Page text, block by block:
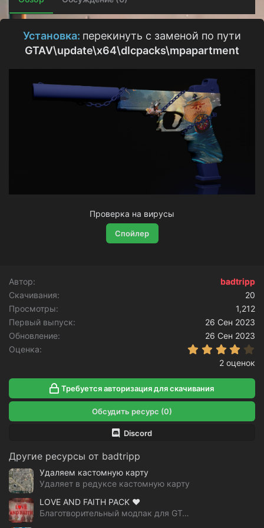
о
з
а
н
Установка: перекинуть с заменой по пути
GTAV\update\x64\dlcpacks\mpapartment
Проверка на вирусы
Спойлер
Автор
badtripp
Скачивания
20
Просмотры
1,212
Первый выпуск
26 Сен 2023
Обновление
26 Сен 2023
Оценка
2 оценок
Требуется авторизация для скачивания
Обсудить ресурс (0)
Discord
Другие ресурсы от badtripp
Удаляем кастомную карту
Удаляет в редуксе кастомную карту
LOVE AND FAITH PACK ❤️
Благотворительный модпак для GTA V